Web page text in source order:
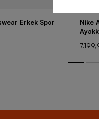
Erkek Spor
Nike